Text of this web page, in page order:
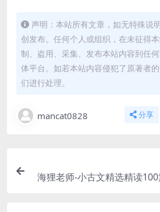
声明：本站所有文章，如无特殊说
创发布。任何个人或组织，在未征得
制、盗用、采集、发布本站内容到任
体平台。如若本站内容侵犯了原著者
们进行处理。
mancat0828 分享
海狸老师-小古文精选精读